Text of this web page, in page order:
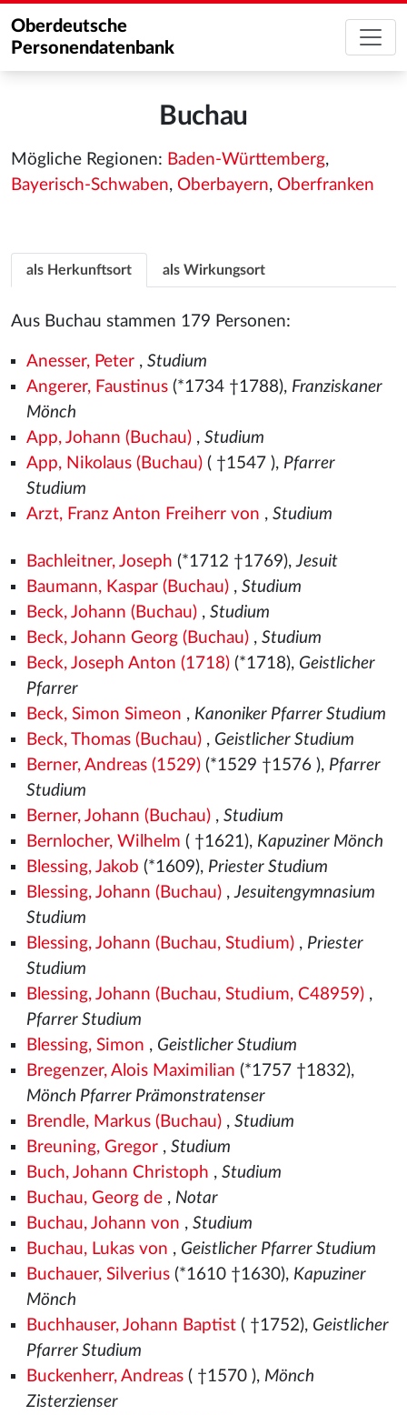
Oberdeutsche
Personendatenbank
Buchau
Mögliche Regionen: Baden-Württemberg,
Bayerisch-Schwaben, Oberbayern, Oberfranken
als Herkunftsort als Wirkungsort
Aus Buchau stammen 179 Personen:
Anesser, Peter, Studium
Angerer, Faustinus(*1734 †1788), Franziskaner
Mönch
App, Johann (Buchau), Studium
App, Nikolaus (Buchau)( †1547 ), Pfarrer
Studium
Arzt, Franz Anton Freiherr von , Studium
Bachleitner, Joseph (*1712 †1769),Jesuit
Baumann, Kaspar (Buchau), Studium
Beck, Johann (Buchau), Studium
Beck, Johann Georg (Buchau), Studium
Beck, Joseph Anton (1718)(*1718), Geistlicher
Pfarrer
Beck, Simon Simeon , Kanoniker Pfarrer Studium
Beck, Thomas (Buchau), Geistlicher Studium
Berner, Andreas (1529)(*1529 †1576 ), Pfarrer
Studium
Berner, Johann (Buchau), Studium
Bernlocher, Wilhelm ( †1621), Kapuziner Mönch
Blessing, Jakob (*1609), Priester Studium
Blessing, Johann (Buchau),Jesuitengymnasium
Studium
Blessing, Johann (Buchau, Studium), Priester
Studium
Blessing, Johann (Buchau, Studium, C48959),
Pfarrer Studium
Blessing, Simon , Geistlicher Studium
Bregenzer, Alois Maximilian (*1757 †1832),
Mönch Pfarrer Prämonstratenser
Brendle, Markus (Buchau), Studium
Breuning, Gregor, Studium
Buch, Johann Christoph , Studium
Buchau, Georg de, Notar
Buchau, Johann von , Studium
Buchau, Lukas von , Geistlicher Pfarrer Studium
Buchauer, Silverius(*1610 †1630), Kapuziner
Mönch
Buchhauser, Johann Baptist( †1752), Geistlicher
Pfarrer Studium
Buckenherr, Andreas( †1570 ), Mönch
Zisterzienser